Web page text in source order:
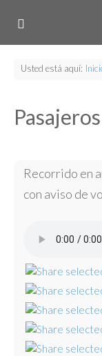
Usted está aquí:
Pasajeros
Recorrido en
con aviso de